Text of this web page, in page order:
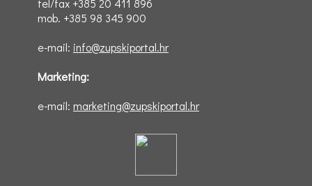
tel/fax +385 20 411 896
mob. +385 98 345 900
e-mail: info@zupskiportal.hr
Marketing:
e-mail: marketing@zupskiportal.hr